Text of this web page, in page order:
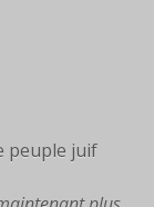
peuple juif